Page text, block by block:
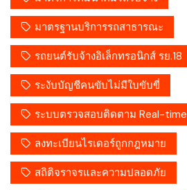
มาตรฐานบริการรถสาธารณะ
รถยนต์รับจ้างอิเล็กทรอนิกส์ รย.18
ระงับบัญชีคนขับไม่มีใบขับขี่
ระบบตรวจสอบติดตาม Real-time
ลงทะเบียนไรเดอร์ถูกกฎหมาย
สถิติจราจรและความปลอดภัย